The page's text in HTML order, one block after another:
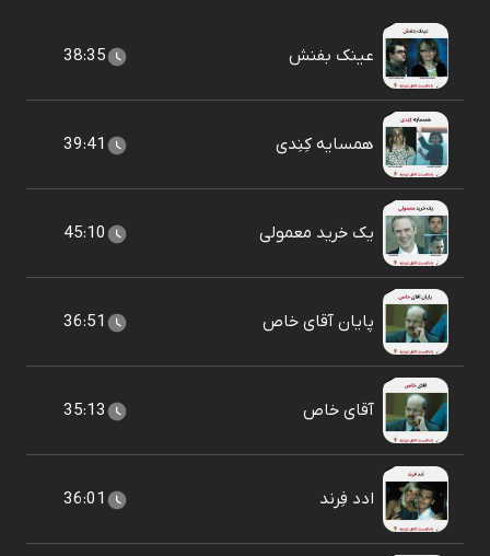
عینک بفنش 38:35
همسایه کِنِدی 39:41
یک خرید معمولی 45:10
پایان آقای خاص 36:51
آقای خاص 35:13
ادد فِرند 36:01